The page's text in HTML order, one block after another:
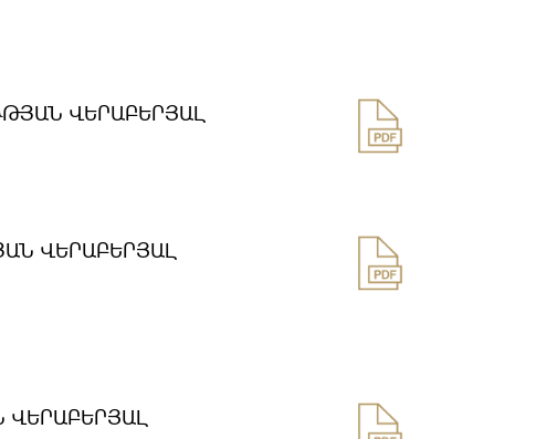
ՎԵՐԱԲԵՐՅԱԼ
ՎԵՐԱԲԵՐՅԱԼ
ՎԵՐԱԲԵՐՅԱԼ